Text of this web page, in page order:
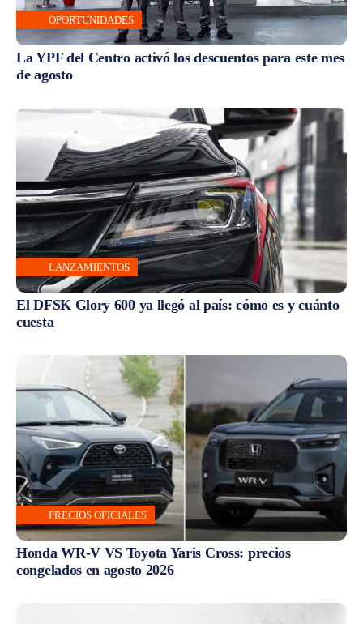
OPORTUNIDADES
La YPF del Centro activó los descuentos para este mes
de agosto
LANZAMIENTOS
El DFSK Glory 600 ya llegó al país: cómo es y cuánto
cuesta
PRECIOS OFICIALES
Honda WR-V VS Toyota Yaris Cross: precios
congelados en agosto 2026